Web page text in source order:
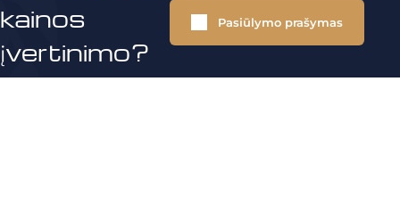
kainos
įvertinimo?
Pasiūlymo prašymas